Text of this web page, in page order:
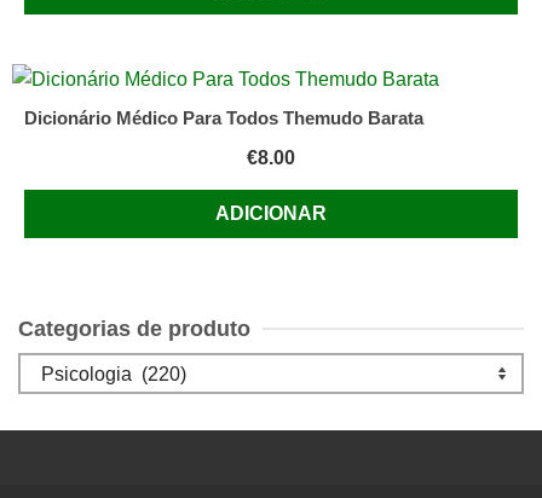
Dicionário Médico Para Todos Themudo Barata
€8.00
ADICIONAR
Categorias de produto